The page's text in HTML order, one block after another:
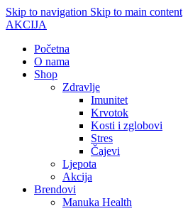
Skip to navigation Skip to main content
AKCIJA
Početna
O nama
Shop
Zdravlje
Imunitet
Krvotok
Kosti i zglobovi
Stres
Čajevi
Ljepota
Akcija
Brendovi
Manuka Health